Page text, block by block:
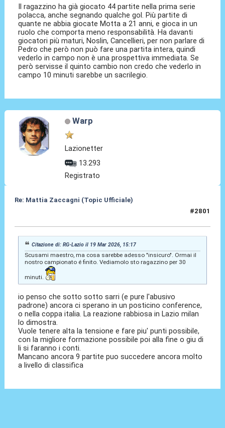
Il ragazzino ha già giocato 44 partite nella prima serie
polacca, anche segnando qualche gol. Più partite di
quante ne abbia giocate Motta a 21 anni, e gioca in un
ruolo che comporta meno responsabilità. Ha davanti
giocatori più maturi, Noslin, Cancellieri, per non parlare di
Pedro che però non può fare una partita intera, quindi
vederlo in campo non è una prospettiva immediata. Se
però servisse il quinto cambio non credo che vederlo in
campo 10 minuti sarebbe un sacrilegio.
Warp
Lazionetter
13.293
Registrato
Re: Mattia Zaccagni (Topic Ufficiale)
#2801
Citazione di: RG-Lazio il 19 Mar 2026, 15:17
Scusami maestro, ma cosa sarebbe adesso "insicuro". Ormai il
nostro campionato é finito. Vediamolo sto ragazzino per 30
minuti.
io penso che sotto sotto sarri (e pure l'abusivo
padrone) ancora ci sperano in un posticino conference,
o nella coppa italia. La reazione rabbiosa in Lazio milan
lo dimostra.
Vuole tenere alta la tensione e fare piu' punti possibile,
con la migliore formazione possibile poi alla fine o giu di
li si faranno i conti.
Mancano ancora 9 partite puo succedere ancora molto
a livello di classifica